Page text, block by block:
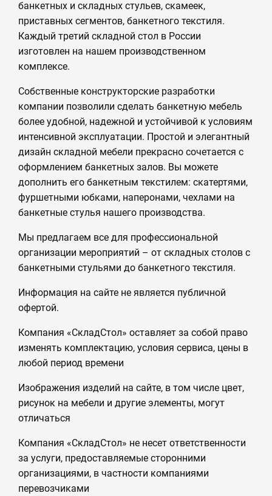
банкетных и складных стульев, скамеек,
приставных сегментов, банкетного текстиля.
Каждый третий складной стол в России
изготовлен на нашем производственном
комплексе.
Собственные конструкторские разработки
компании позволили сделать банкетную мебель
более удобной, надежной и устойчивой к условиям
интенсивной эксплуатации. Простой и элегантный
дизайн складной мебели прекрасно сочетается с
оформлением банкетных залов. Вы можете
дополнить его банкетным текстилем: скатертями,
фуршетными юбками, наперонами, чехлами на
банкетные стулья нашего производства.
Мы предлагаем все для профессиональной
организации мероприятий – от складных столов с
банкетными стульями до банкетного текстиля.
Информация на сайте не является публичной
офертой.
Компания «СкладСтол» оставляет за собой право
изменять комплектацию, условия сервиса, цены в
любой период времени
Изображения изделий на сайте, в том числе цвет,
рисунок на мебели и другие элементы, могут
отличаться
Компания «СкладСтол» не несет ответственности
за услуги, предоставляемые сторонними
организациями, в частности компаниями
перевозчиками